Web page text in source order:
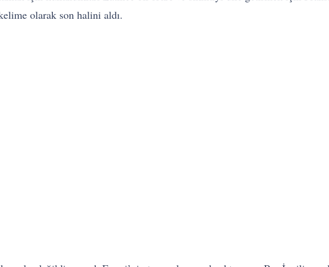
olarak son halini aldı.